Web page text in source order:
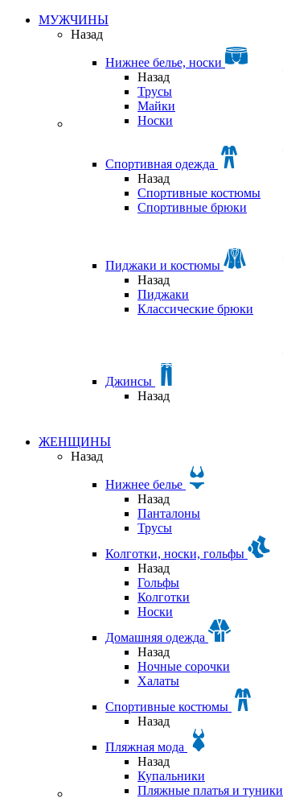
МУЖЧИНЫ
Назад
Нижнее белье, носки
Назад
Трусы
Майки
Носки
Спортивная одежда
Назад
Спортивные костюмы
Спортивные брюки
Пиджаки и костюмы
Назад
Пиджаки
Классические брюки
Джинсы
Назад
ЖЕНЩИНЫ
Назад
Нижнее белье
Назад
Панталоны
Трусы
Колготки, носки, гольфы
Назад
Гольфы
Колготки
Носки
Домашняя одежда
Назад
Ночные сорочки
Халаты
Спортивные костюмы
Назад
Пляжная мода
Назад
Купальники
Пляжные платья и туники